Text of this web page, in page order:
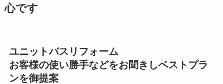
心です
ユニットバスリフォーム
お客様の使い勝手などをお聞きしベストプラ
ンを御提案